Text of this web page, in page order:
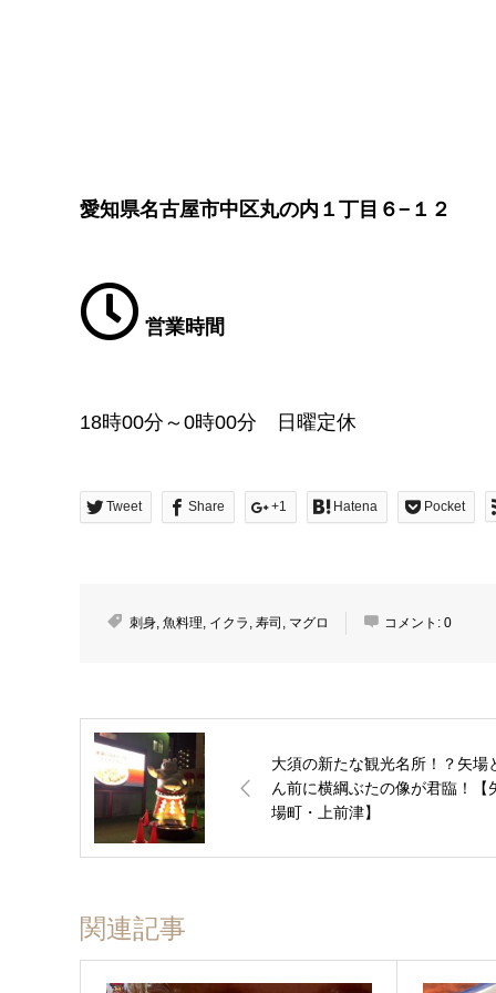
愛知県名古屋市中区丸の内１丁目６−１２
営業時間
18時00分～0時00分 日曜定休
Tweet Share +1 Hatena Pocket
刺身, 魚料理, イクラ , 寿司 , マグロ コメント: 0
大須の新たな観光名所！？矢場
ん前に横綱ぶたの像が君臨！【
場町・上前津】
関連記事